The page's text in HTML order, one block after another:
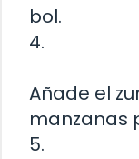
bol.
4.
Añade el
manzanas
5.